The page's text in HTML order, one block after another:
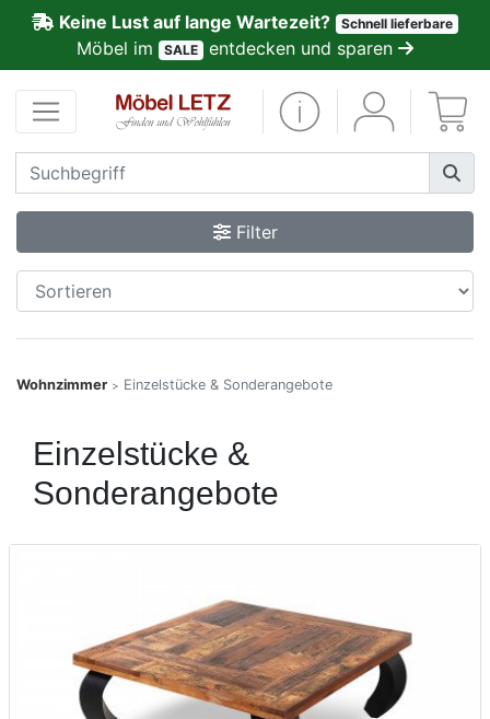
Keine Lust auf lange Wartezeit? Schnell lieferbare
Möbel im SALE entdecken und sparen
Filter
Wohnzimmer > Einzelstücke & Sonderangebote
Einzelstücke &
Sonderangebote
Kundenmeinungen
Anmelden
PREMIUM
Schnell
lieferbar
SALE
Möbel-
Konfigurator
Markenwelt
Letz-